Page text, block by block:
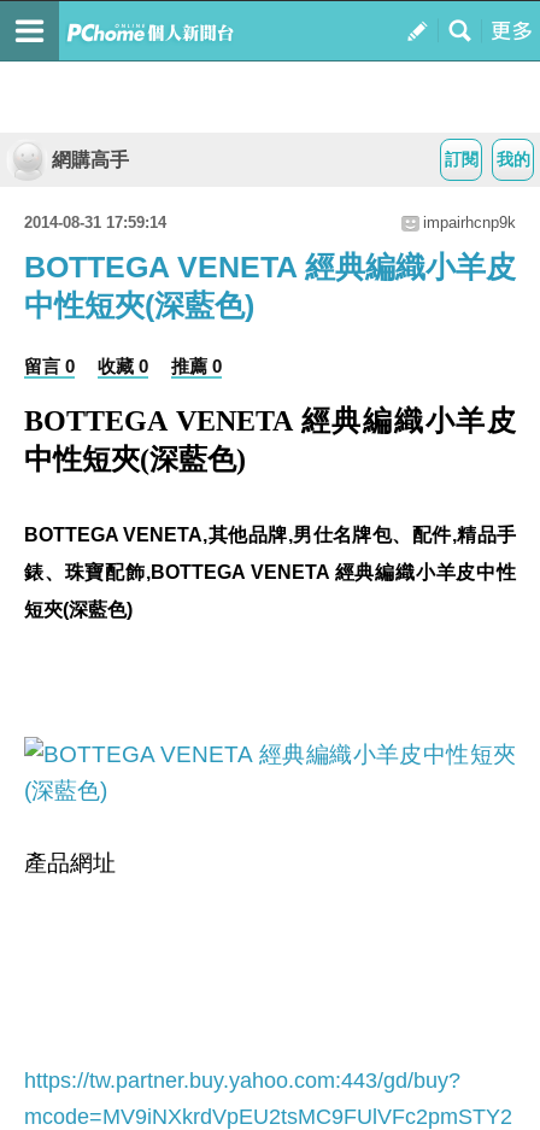
我的
訂閱
網購高手
2014-08-31 17:59:14 impairhcnp9k
BOTTEGA VENETA 經典編織小羊皮
中性短夾(深藍色)
留言 0 收藏 0 推薦 0
BOTTEGA VENETA 經典編織小羊皮
中性短夾(深藍色)
BOTTEGA VENETA,其他品牌,男仕名牌包、配件,精品手
錶、珠寶配飾,BOTTEGA VENETA 經典編織小羊皮中性
短夾(深藍色)
產品網址
https://tw.partner.buy.yahoo.com:443/gd/buy?
mcode=MV9iNXkrdVpEU2tsMC9FUlVFc2pmSTY2